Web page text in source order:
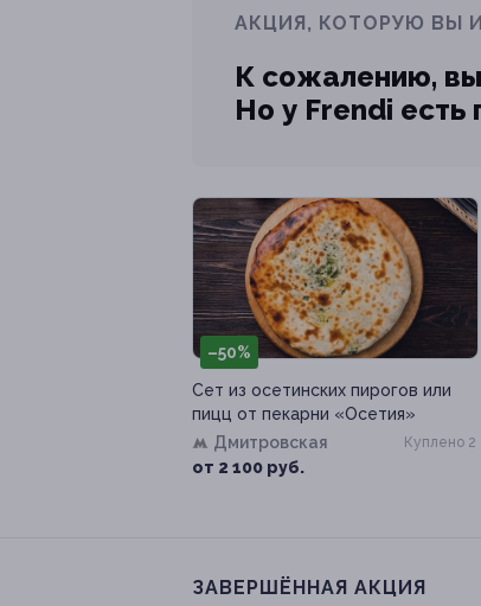
АКЦИЯ, КОТОРУЮ ВЫ
К сожалению,
Но у Frendi есть
–50%
Сет из осетинских пирогов или
пицц от пекарни «Осетия»
Дмитровская
от 2 100 руб.
Куплено 2
ЗАВЕРШЁННАЯ АКЦИЯ